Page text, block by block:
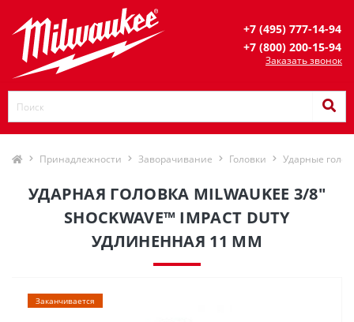
+7 (495) 777-14-94
+7 (800) 200-15-94
Заказать звонок
Принадлежности Заворачивание Головки Ударные
УДАРНАЯ ГОЛОВКА MILWAUKEE 3/8″
SHOCKWAVE™ IMPACT DUTY
УДЛИНЕННАЯ 11 ММ
Заканчивается